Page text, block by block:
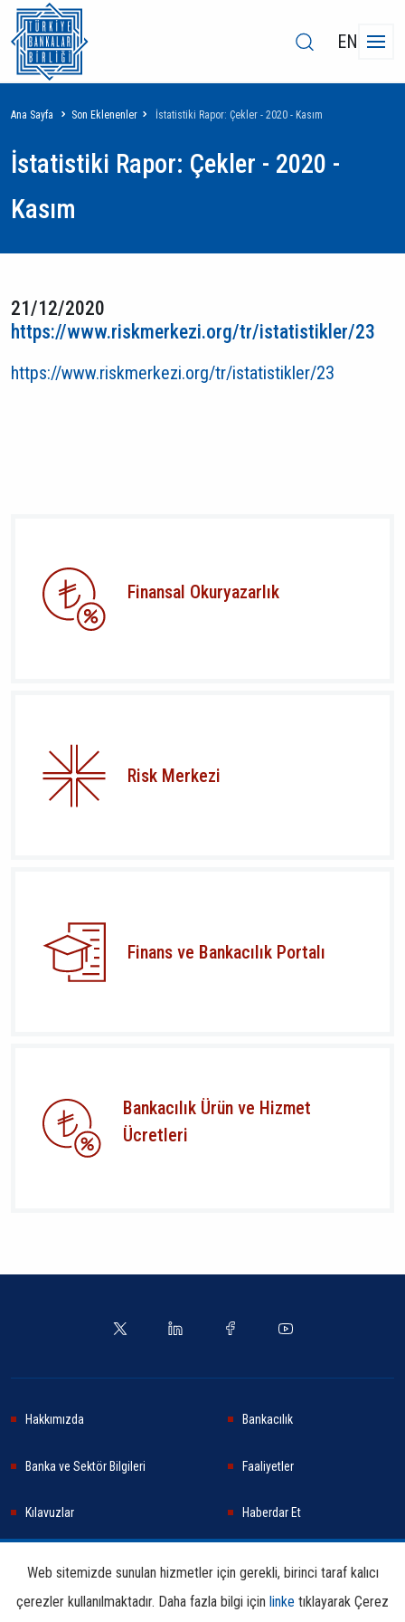
EN
Sayfa
yolu
Ana Sayfa Son Eklenenler İstatistiki Rapor: Çekler - 2020 - Kasım
İstatistiki Rapor: Çekler - 2020 -
Kasım
21/12/2020
https://www.riskmerkezi.org/tr/istatistikler/23
https://www.riskmerkezi.org/tr/istatistikler/23
Finansal Okuryazarlık
Risk Merkezi
Finans ve Bankacılık Portalı
Bankacılık Ürün ve Hizmet
Ücretleri
Hakkımızda Bankacılık
Banka ve Sektör Bilgileri Faaliyetler
Kılavuzlar Haberdar Et
Araştırma ve Yayınlar İletişim Bilgileri
Web sitemizde sunulan hizmetler için gerekli, birinci taraf kalıcı
çerezler kullanılmaktadır. Daha fazla bilgi için linke tıklayarak Çerez